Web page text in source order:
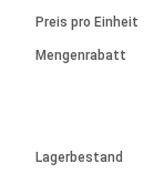
Einheitssystem
Hubmagnete
230 - 50 Hz | 110 - 60 Hz
Drehzahlregelung für die
Bürstenlose
mit
Ø 28-42| 1-1400 rpm |
Bürstenlose
Ø43-124mm | 31-
Treiber für
Synchron-Asynchron |
Synchron-Asynchron |
Français (EUR)
Preis pro Einheit
Mengenrabatt
Lagerbestand